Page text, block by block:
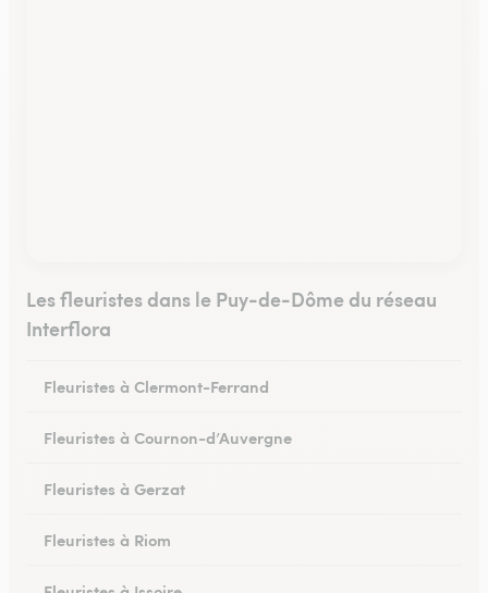
Les fleuristes dans le Puy-de-Dôme du réseau
Interflora
Fleuristes à Clermont-Ferrand
Fleuristes à Cournon-d’Auvergne
Fleuristes à Gerzat
Fleuristes à Riom